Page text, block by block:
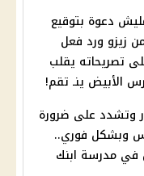
دعوة بتوقيع
زيزو ورد فعل
تصريحاته يقلب
الأبيض ينـ تقم!
وتشدد على ضرورة
وبشكل فوري..
في مدرسة ابنك